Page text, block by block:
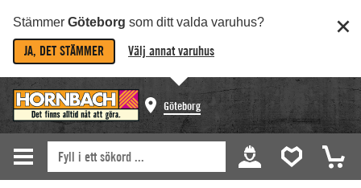
Stämmer Göteborg som ditt valda varuhus?
JA, DET STÄMMER Välj annat varuhus
Göteborg